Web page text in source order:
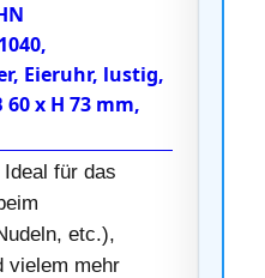
Eieruhr, lustig,
x H 73 mm,
für das
etc.),
vielem mehr